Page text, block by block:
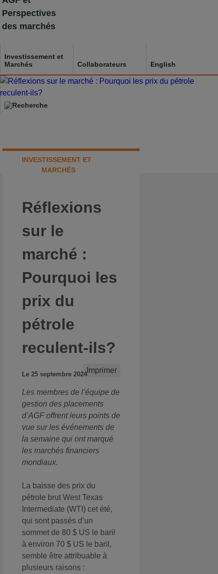
Skip
to
content
Perspectives
des marchés
Investissement et
Marchés
Collaborateurs English
INVESTISSEMENT ET
MARCHÉS
Réflexions
sur le
marché :
Pourquoi les
prix du
pétrole
reculent-ils?
Le 25 septembre 2024
Imprimer
Les membres de l’équipe de
gestion des placements
d’AGF offrent leurs points de
vue sur les événements de
la semaine qui ont marqué
les marchés financiers
mondiaux.
La baisse des prix du
pétrole brut West Texas
Intermediate (WTI) cet été,
qui sont passés d’un
sommet de 80 $ US le baril
à environ 70 $ US le baril,
semble être attribuable à
plusieurs raisons :